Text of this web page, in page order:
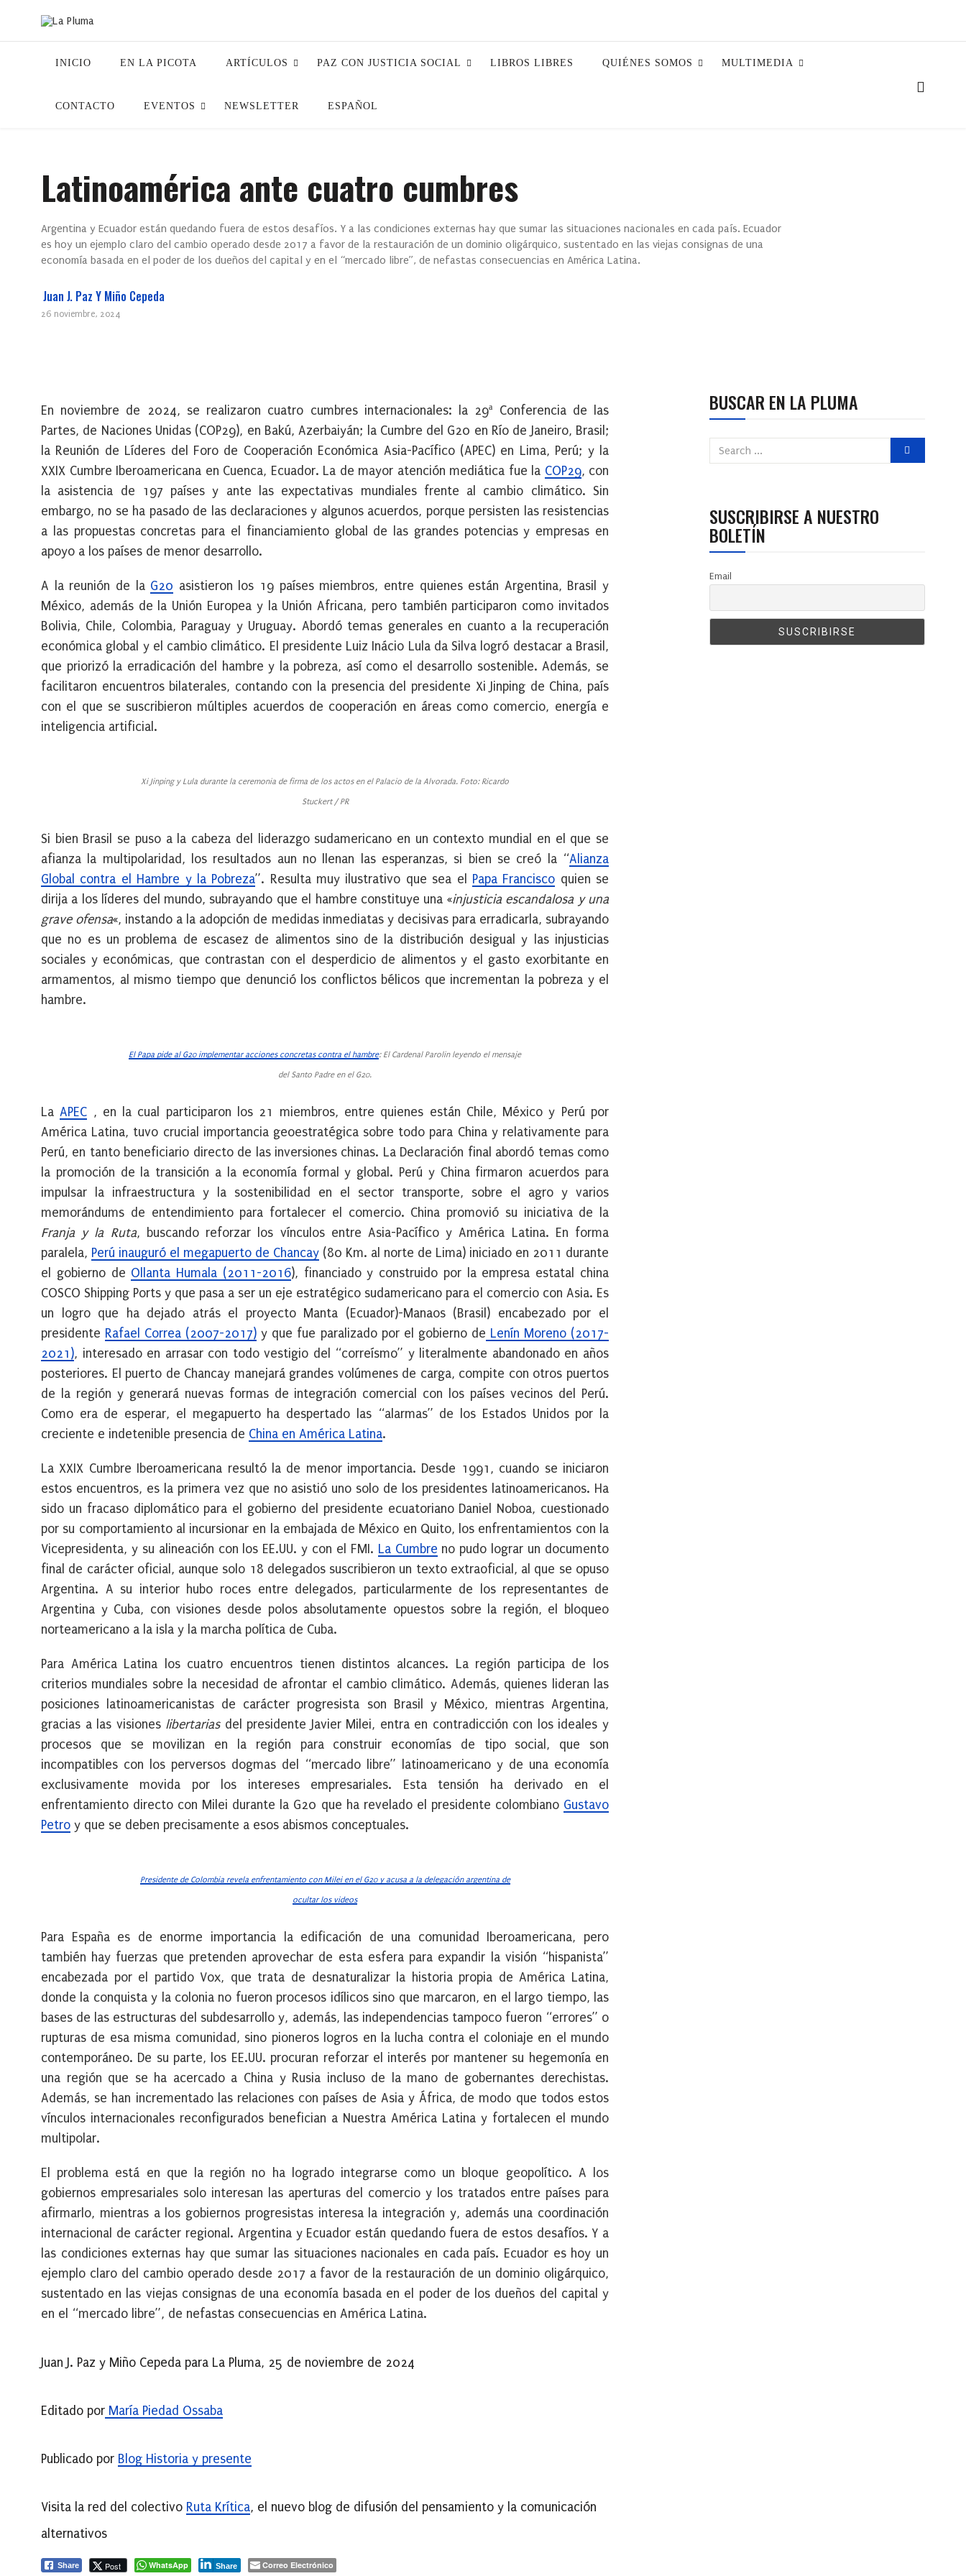
INICIO EN LA PICOTA ARTÍCULOS PAZ CON JUSTICIA SOCIAL LIBROS LIBRES QUIÉNES SOMOS MULTIMEDIA
CONTACTO EVENTOS NEWSLETTER ESPAÑOL
Latinoamérica ante cuatro cumbres
Argentina y Ecuador están quedando fuera de estos desafíos. Y a las condiciones externas hay que sumar las situaciones nacionales en cada país. Ecuador
es hoy un ejemplo claro del cambio operado desde 2017 a favor de la restauración de un dominio oligárquico, sustentado en las viejas consignas de una
economía basada en el poder de los dueños del capital y en el “mercado libre”, de nefastas consecuencias en América Latina.
Juan J. Paz Y Miño Cepeda
26 noviembre, 2024
En noviembre de 2024, se realizaron cuatro cumbres internacionales: la 29ª Conferencia de las
Partes, de Naciones Unidas (COP29), en Bakú, Azerbaiyán; la Cumbre del G20 en Río de Janeiro, Brasil;
la Reunión de Líderes del Foro de Cooperación Económica Asia-Pacífico (APEC) en Lima, Perú; y la
XXIX Cumbre Iberoamericana en Cuenca, Ecuador. La de mayor atención mediática fue la COP29, con
la asistencia de 197 países y ante las expectativas mundiales frente al cambio climático. Sin
embargo, no se ha pasado de las declaraciones y algunos acuerdos, porque persisten las resistencias
a las propuestas concretas para el financiamiento global de las grandes potencias y empresas en
apoyo a los países de menor desarrollo.
A la reunión de la G20 asistieron los 19 países miembros, entre quienes están Argentina, Brasil y
México, además de la Unión Europea y la Unión Africana, pero también participaron como invitados
Bolivia, Chile, Colombia, Paraguay y Uruguay. Abordó temas generales en cuanto a la recuperación
económica global y el cambio climático. El presidente Luiz Inácio Lula da Silva logró destacar a Brasil,
que priorizó la erradicación del hambre y la pobreza, así como el desarrollo sostenible. Además, se
facilitaron encuentros bilaterales, contando con la presencia del presidente Xi Jinping de China, país
con el que se suscribieron múltiples acuerdos de cooperación en áreas como comercio, energía e
inteligencia artificial.
Xi Jinping y Lula durante la ceremonia de firma de los actos en el Palacio de la Alvorada. Foto: Ricardo
Stuckert / PR
Si bien Brasil se puso a la cabeza del liderazgo sudamericano en un contexto mundial en el que se
afianza la multipolaridad, los resultados aun no llenan las esperanzas, si bien se creó la “Alianza
Global contra el Hambre y la Pobreza”. Resulta muy ilustrativo que sea el Papa Francisco quien se
dirija a los líderes del mundo, subrayando que el hambre constituye una «injusticia escandalosa y una
grave ofensa«, instando a la adopción de medidas inmediatas y decisivas para erradicarla, subrayando
que no es un problema de escasez de alimentos sino de la distribución desigual y las injusticias
sociales y económicas, que contrastan con el desperdicio de alimentos y el gasto exorbitante en
armamentos, al mismo tiempo que denunció los conflictos bélicos que incrementan la pobreza y el
hambre.
El Papa pide al G20 implementar acciones concretas contra el hambre: El Cardenal Parolin leyendo el mensaje
del Santo Padre en el G20.
LaAPEC , en la cual participaron los 21 miembros, entre quienes están Chile, México y Perú por
América Latina, tuvo crucial importancia geoestratégica sobre todo para China y relativamente para
Perú, en tanto beneficiario directo de las inversiones chinas. La Declaración final abordó temas como
la promoción de la transición a la economía formal y global. Perú y China firmaron acuerdos para
impulsar la infraestructura y la sostenibilidad en el sector transporte, sobre el agro y varios
memorándums de entendimiento para fortalecer el comercio. China promovió su iniciativa de la
Franja y la Ruta, buscando reforzar los vínculos entre Asia-Pacífico y América Latina. En forma
paralela, Perú inauguró el megapuerto de Chancay (80 Km. al norte de Lima) iniciado en 2011 durante
el gobierno de Ollanta Humala (2011-2016), financiado y construido por la empresa estatal china
COSCO Shipping Ports y que pasa a ser un eje estratégico sudamericano para el comercio con Asia. Es
un logro que ha dejado atrás el proyecto Manta (Ecuador)-Manaos (Brasil) encabezado por el
presidente Rafael Correa (2007-2017) y que fue paralizado por el gobierno de Lenín Moreno (2017-
2021), interesado en arrasar con todo vestigio del “correísmo” y literalmente abandonado en años
posteriores. El puerto de Chancay manejará grandes volúmenes de carga, compite con otros puertos
de la región y generará nuevas formas de integración comercial con los países vecinos del Perú.
Como era de esperar, el megapuerto ha despertado las “alarmas” de los Estados Unidos por la
creciente e indetenible presencia de China en América Latina.
La XXIX Cumbre Iberoamericana resultó la de menor importancia. Desde 1991, cuando se iniciaron
estos encuentros, es la primera vez que no asistió uno solo de los presidentes latinoamericanos. Ha
sido un fracaso diplomático para el gobierno del presidente ecuatoriano Daniel Noboa, cuestionado
por su comportamiento al incursionar en la embajada de México en Quito, los enfrentamientos con la
Vicepresidenta, y su alineación con los EE.UU. y con el FMI. La Cumbre no pudo lograr un documento
final de carácter oficial, aunque solo 18 delegados suscribieron un texto extraoficial, al que se opuso
Argentina. A su interior hubo roces entre delegados, particularmente de los representantes de
Argentina y Cuba, con visiones desde polos absolutamente opuestos sobre la región, el bloqueo
norteamericano a la isla y la marcha política de Cuba.
Para América Latina los cuatro encuentros tienen distintos alcances. La región participa de los
criterios mundiales sobre la necesidad de afrontar el cambio climático. Además, quienes lideran las
posiciones latinoamericanistas de carácter progresista son Brasil y México, mientras Argentina,
gracias a las visiones libertariasdel presidente Javier Milei, entra en contradicción con los ideales y
procesos que se movilizan en la región para construir economías de tipo social, que son
incompatibles con los perversos dogmas del “mercado libre” latinoamericano y de una economía
exclusivamente movida por los intereses empresariales. Esta tensión ha derivado en el
enfrentamiento directo con Milei durante la G20 que ha revelado el presidente colombiano Gustavo
Petro y que se deben precisamente a esos abismos conceptuales.
Presidente de Colombia revela enfrentamiento con Milei en el G20 y acusa a la delegación argentina de
ocultar los videos
Para España es de enorme importancia la edificación de una comunidad Iberoamericana, pero
también hay fuerzas que pretenden aprovechar de esta esfera para expandir la visión “hispanista”
encabezada por el partido Vox, que trata de desnaturalizar la historia propia de América Latina,
donde la conquista y la colonia no fueron procesos idílicos sino que marcaron, en el largo tiempo, las
bases de las estructuras del subdesarrollo y, además, las independencias tampoco fueron “errores” o
rupturas de esa misma comunidad, sino pioneros logros en la lucha contra el coloniaje en el mundo
contemporáneo. De su parte, los EE.UU. procuran reforzar el interés por mantener su hegemonía en
una región que se ha acercado a China y Rusia incluso de la mano de gobernantes derechistas.
Además, se han incrementado las relaciones con países de Asia y África, de modo que todos estos
vínculos internacionales reconfigurados benefician a Nuestra América Latina y fortalecen el mundo
multipolar.
El problema está en que la región no ha logrado integrarse como un bloque geopolítico. A los
gobiernos empresariales solo interesan las aperturas del comercio y los tratados entre países para
afirmarlo, mientras a los gobiernos progresistas interesa la integración y, además una coordinación
internacional de carácter regional. Argentina y Ecuador están quedando fuera de estos desafíos. Y a
las condiciones externas hay que sumar las situaciones nacionales en cada país. Ecuador es hoy un
ejemplo claro del cambio operado desde 2017 a favor de la restauración de un dominio oligárquico,
sustentado en las viejas consignas de una economía basada en el poder de los dueños del capital y
en el “mercado libre”, de nefastas consecuencias en América Latina.
Juan J. Paz y Miño Cepeda para La Pluma, 25 de noviembre de 2024
Editado por María Piedad Ossaba
Publicado por Blog Historia y presente
Visita la red del colectivo Ruta Krítica, el nuevo blog de difusión del pensamiento y la comunicación
alternativos
Share Post WhatsApp Share Correo Electrónico
BUSCAR EN LA PLUMA
SUSCRIBIRSE A NUESTRO
BOLETÍN
Email